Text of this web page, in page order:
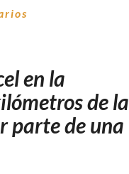
en la
de la
parte de una